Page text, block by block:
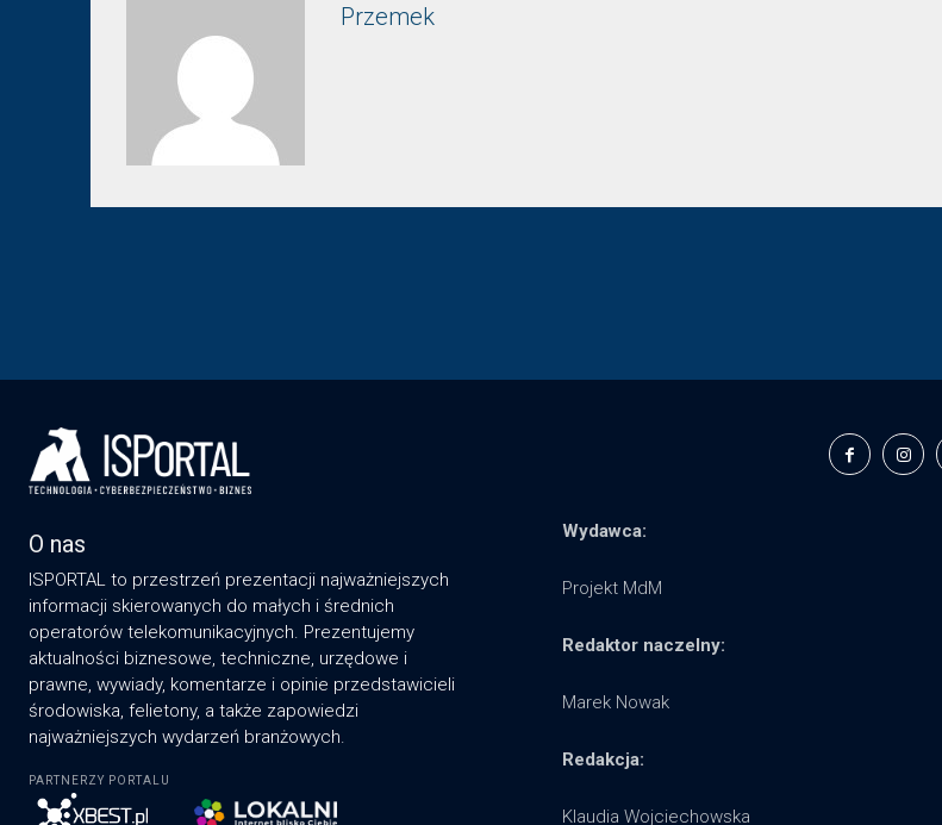
Przemek
O nas
ISPORTAL to przestrzeń prezentacji najważniejszych
informacji skierowanych do małych i średnich
operatorów telekomunikacyjnych. Prezentujemy
aktualności biznesowe, techniczne, urzędowe i
prawne, wywiady, komentarze i opinie przedstawicieli
środowiska, felietony, a także zapowiedzi
najważniejszych wydarzeń branżowych.
PARTNERZY PORTALU
Wydawca:
Projekt MdM
Redaktor naczelny:
Marek Nowak
Redakcja:
Klaudia Wojciechowska